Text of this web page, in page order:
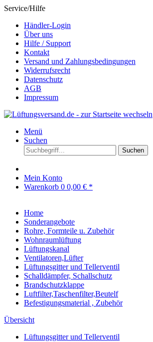
Service/Hilfe
Händler-Login
Über uns
Hilfe / Support
Kontakt
Versand und Zahlungsbedingungen
Widerrufsrecht
Datenschutz
AGB
Impressum
Menü
Suchen
Suchen
Mein Konto
Warenkorb 0 0,00 € *
Home
Sonderangebote
Rohre, Formteile u. Zubehör
Wohnraumlüftung
Lüftungskanal
Ventilatoren,Lüfter
Lüftungsgitter und Tellerventil
Schalldämpfer, Schallschutz
Brandschutzklappe
Luftfilter,Taschenfilter,Beutelf
Befestigungsmaterial , Zubehör
Übersicht
Lüftungsgitter und Tellerventil